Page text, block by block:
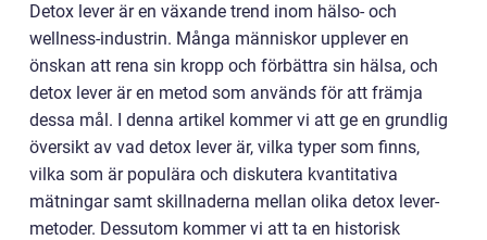
Detox lever är en växande trend inom hälso- och
wellness-industrin. Många människor upplever en
önskan att rena sin kropp och förbättra sin hälsa, och
detox lever är en metod som används för att främja
dessa mål. I denna artikel kommer vi att ge en grundlig
översikt av vad detox lever är, vilka typer som finns,
vilka som är populära och diskutera kvantitativa
mätningar samt skillnaderna mellan olika detox lever-
metoder. Dessutom kommer vi att ta en historisk